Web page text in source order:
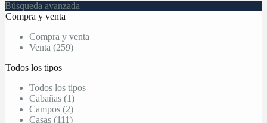
Búsqueda avanzada
Compra y venta
Compra y venta
Venta (259)
Todos los tipos
Todos los tipos
Cabañas (1)
Campos (2)
Casas (111)